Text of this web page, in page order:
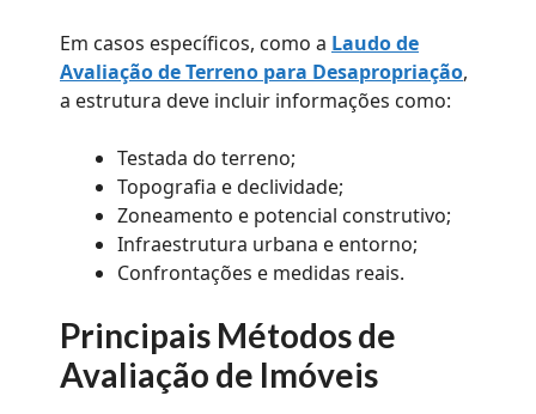
Em casos específicos, como a Laudo de
Avaliação de Terreno para Desapropriação,
a estrutura deve incluir informações como:
Testada do terreno;
Topografia e declividade;
Zoneamento e potencial construtivo;
Infraestrutura urbana e entorno;
Confrontações e medidas reais.
Principais Métodos de
Avaliação de Imóveis